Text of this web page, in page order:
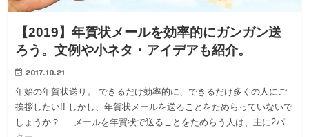
【2019】年賀状メールを効率的にガンガン送
ろう。文例や小ネタ・アイデアも紹介。
2017.10.21
年始の年賀状送り。 できるだけ効率的に、できるだけ多くの人にご
挨拶したい!! しかし、年賀状メールを送ることをためらっていないで
しょうか？ メールを年賀状で送ることをためらう人は、主に2パ